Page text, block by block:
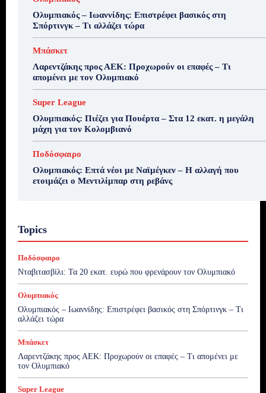
Ολυμπιακός – Ιωαννίδης: Επιστρέφει βασικός στη
Σπόρτινγκ – Τι αλλάζει τώρα
Μπάσκετ
Λαρεντζάκης προς ΑΕΚ: Προχωρούν οι επαφές – Τι
απομένει με τον Ολυμπιακό
Super League
Ολυμπιακός: Πιέζει για Πουέρτα – Στα 12 εκατ. η μεγάλη
μάχη για τον Κολομβιανό
Ποδόσφαιρο
Ολυμπιακός: Επτά νέοι με Ναϊμέγκεν – Η αλλαγή που
ετοιμάζει ο Μεντιλίμπαρ στη ρεβάνς
Topics
Ποδόσφαιρο
Νταβιτασβίλι: Τα 20 εκατ. ευρώ που φρενάρουν τον Ολυμπιακό
Ολυμπιακός
Ολυμπιακός – Ιωαννίδης: Επιστρέφει βασικός στη Σπόρτινγκ – Τι
αλλάζει τώρα
Μπάσκετ
Λαρεντζάκης προς ΑΕΚ: Προχωρούν οι επαφές – Τι απομένει με
τον Ολυμπιακό
Super League